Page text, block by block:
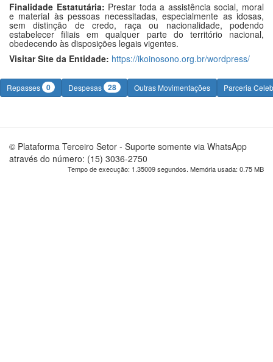
Finalidade Estatutária: Prestar toda a assistência social, moral
e material às pessoas necessitadas, especialmente as idosas,
sem distinção de credo, raça ou nacionalidade, podendo
estabelecer filiais em qualquer parte do território nacional,
obedecendo às disposições legais vigentes.
Visitar Site da Entidade: https://ikoinosono.org.br/wordpress/
Repasses 0 Despesas 28 Outras Movimentações Parceria
© Plataforma Terceiro Setor - Suporte somente via WhatsApp
através do número: (15) 3036-2750
Tempo de execução: 1.35009 segundos. Memória usada: 0.75 MB